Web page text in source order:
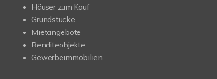
Häuser zum Kauf
Grundstücke
Mietangebote
Renditeobjekte
Gewerbeimmobilien